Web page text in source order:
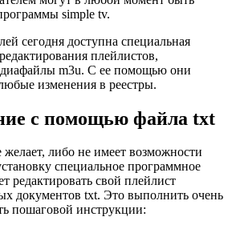
simple tv.
сегодня доступна специальная
плейлистов,
m3u. С ее помощью они
изменения в реестры.
с помощью файла txt
желает, либо не имеет возможности
специальное программное
редактировать свой плейлист
документов txt. Это выполнить очень
пошаговой инструкции: